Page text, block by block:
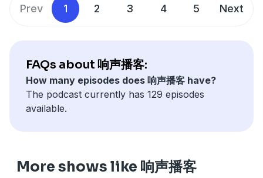
《大地的静谧》https://youtu.be/Ko-NhvQxPI0?
si=iHqA6v60VSCA8_Hb
纪录片On the record:https://youtu.be/g0MZrnuSGGg?
si=iZejhVKa6nrgndUT
古尔德对着动物唱歌：
FUGUE:https://youtu.be/9ZC3onaVd7w?
58:19WTC I B小调 BWV 869 赋格（Richter）
WTC II 升F小调 BWV 883 赋格（Edwin Fischer）
在小宇宙查看该单集文稿
24:371.高山山鸦 ( Le chocard des alpes
62:207.芦苇莺 ( La rousserolle effarvatte
67:014.白顶䳭 ( Le traquet stapazin
75:4312.黑䳭 (Le traquet rieur)
82:43 1.高山山鸦 (Le chocard des alpes)
100:07利盖蒂练习曲-1 混乱
Prev 1 2 3 4 5 Next
FAQs about 响声播客:
How many episodes does 响声播客 have?
The podcast currently has 129 episodes
available.
More shows like 响声播客